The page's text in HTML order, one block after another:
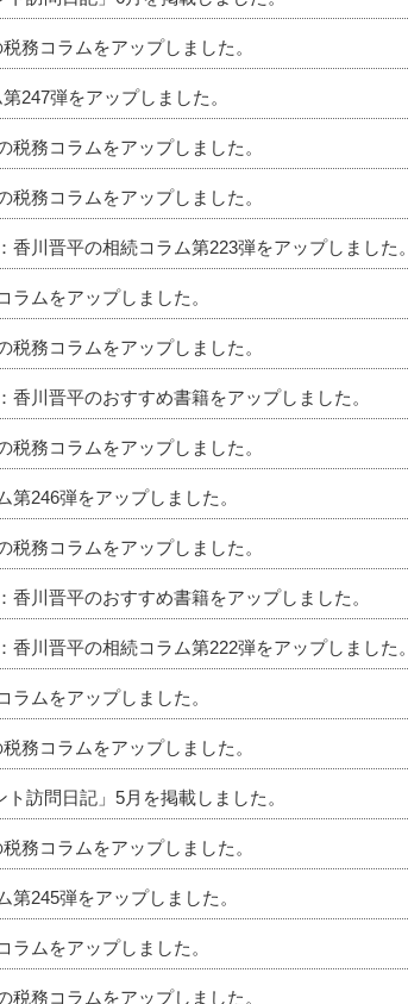
務コラムをアップしました。
247弾をアップしました。
務コラムをアップしました。
務コラムをアップしました。
川晋平の相続コラム第223弾をアップしました。
ムをアップしました。
務コラムをアップしました。
川晋平のおすすめ書籍をアップしました。
務コラムをアップしました。
246弾をアップしました。
務コラムをアップしました。
川晋平のおすすめ書籍をアップしました。
川晋平の相続コラム第222弾をアップしました。
ムをアップしました。
務コラムをアップしました。
訪問日記」5月を掲載しました。
務コラムをアップしました。
245弾をアップしました。
ムをアップしました。
務コラムをアップしました。